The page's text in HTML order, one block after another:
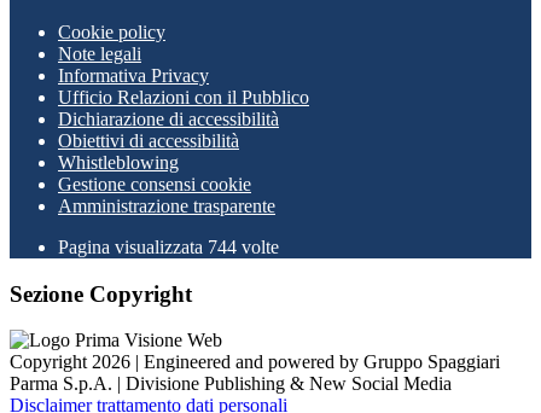
Cookie policy
Note legali
Informativa Privacy
Ufficio Relazioni con il Pubblico
Dichiarazione di accessibilità
Obiettivi di accessibilità
Whistleblowing
Gestione consensi cookie
Amministrazione trasparente
Pagina visualizzata 744 volte
Sezione Copyright
Copyright 2026 | Engineered and powered by Gruppo Spaggiari
Parma S.p.A. | Divisione Publishing & New Social Media
Disclaimer trattamento dati personali